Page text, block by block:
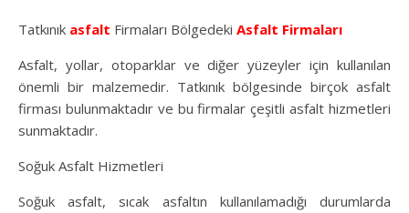
Tatkınık asfalt Firmaları Bölgedeki Asfalt Firmaları
Asfalt, yollar, otoparklar ve diğer yüzeyler için kullanılan
önemli bir malzemedir. Tatkınık bölgesinde birçok asfalt
firması bulunmaktadır ve bu firmalar çeşitli asfalt hizmetleri
sunmaktadır.
Soğuk Asfalt Hizmetleri
Soğuk asfalt, sıcak asfaltın kullanılamadığı durumlarda